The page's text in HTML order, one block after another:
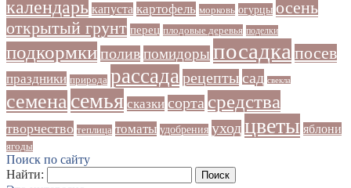
календарь капуста картофель морковь огурцы осень
открытый грунт перец плодовые деревья поделки
подкормкиполивпомидоры посадка посев
праздники природа рассадарецептысад свекла
семена семья сказки сорта средства
творчество теплица томаты удобрения уходцветы яблони
ягоды
Поиск по сайту
Найти: